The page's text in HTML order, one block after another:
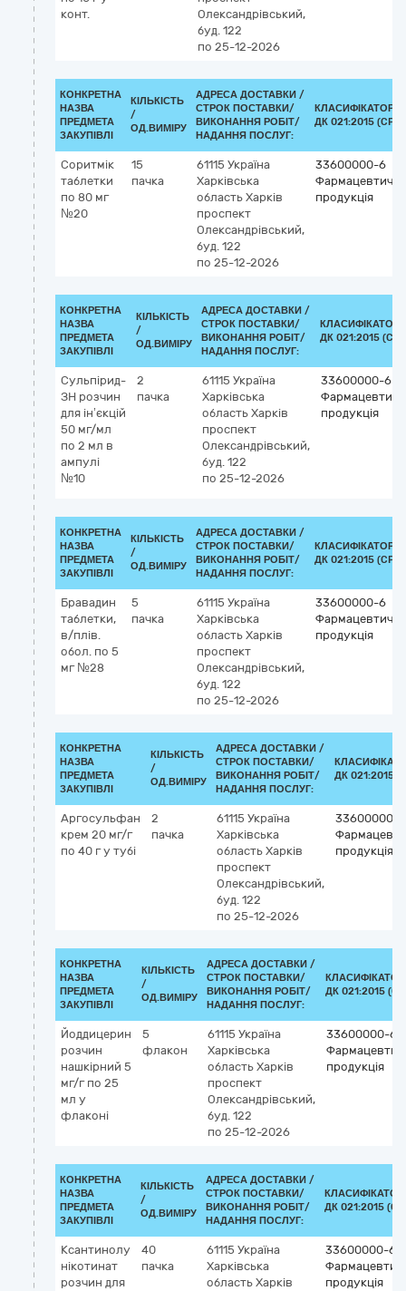
конт.
Олександрівський,
буд. 122
по 25-12-2026
КОНКРЕТНА
НАЗВА
ПРЕДМЕТА
ЗАКУПІВЛІ
КІЛЬКІСТЬ
/
ОД.ВИМІРУ
АДРЕСА ДОСТАВКИ /
СТРОК ПОСТАВКИ/
ВИКОНАННЯ РОБІТ/
НАДАННЯ ПОСЛУГ:
КЛАСИФІКАТОР
ДК 021:2015 (CPV)
Соритмік
таблетки
по 80 мг
№20
15
пачка
61115 Україна
Харківська
область Харків
проспект
Олександрівський,
буд. 122
по 25-12-2026
33600000-6
Фармацевтична
продукція
КОНКРЕТНА
НАЗВА
ПРЕДМЕТА
ЗАКУПІВЛІ
КІЛЬКІСТЬ
/
ОД.ВИМІРУ
АДРЕСА ДОСТАВКИ /
СТРОК ПОСТАВКИ/
ВИКОНАННЯ РОБІТ/
НАДАННЯ ПОСЛУГ:
КЛАСИФІКАТОР
ДК 021:2015
Сульпірид-
ЗН розчин
для ін’єкцій
50 мг/мл
по 2 мл в
ампулі
№10
2
пачка
61115 Україна
Харківська
область Харків
проспект
Олександрівський,
буд. 122
по 25-12-2026
33600000-6
продукція
КОНКРЕТНА
НАЗВА
ПРЕДМЕТА
ЗАКУПІВЛІ
КІЛЬКІСТЬ
/
ОД.ВИМІРУ
АДРЕСА ДОСТАВКИ /
СТРОК ПОСТАВКИ/
ВИКОНАННЯ РОБІТ/
НАДАННЯ ПОСЛУГ:
КЛАСИФІКАТОР
ДК 021:2015 (CPV)
Бравадин
таблетки,
в/плів.
обол. по 5
мг №28
5
пачка
61115 Україна
Харківська
область Харків
проспект
Олександрівський,
буд. 122
по 25-12-2026
33600000-6
Фармацевтична
продукція
КОНКРЕТНА
НАЗВА
ПРЕДМЕТА
ЗАКУПІВЛІ
КІЛЬКІСТЬ
/
ОД.ВИМІРУ
АДРЕСА ДОСТАВКИ /
СТРОК ПОСТАВКИ/
ВИКОНАННЯ РОБІТ/
НАДАННЯ ПОСЛУГ:
ДК 021:2015
Аргосульфан
крем 20 мг/г
по 40 г у тубі
2
пачка
61115 Україна
Харківська
область Харків
проспект
Олександрівський,
буд. 122
по 25-12-2026
33600000-6
продукція
КОНКРЕТНА
НАЗВА
ПРЕДМЕТА
ЗАКУПІВЛІ
КІЛЬКІСТЬ
/
ОД.ВИМІРУ
АДРЕСА ДОСТАВКИ /
СТРОК ПОСТАВКИ/
ВИКОНАННЯ РОБІТ/
НАДАННЯ ПОСЛУГ:
КЛАСИФІКАТОР
ДК 021:2015
Йоддицерин
розчин
нашкірний 5
мг/г по 25
мл у
флаконі
5
флакон
61115 Україна
Харківська
область Харків
проспект
Олександрівський,
буд. 122
по 25-12-2026
33600000-6
продукція
КОНКРЕТНА
НАЗВА
ПРЕДМЕТА
ЗАКУПІВЛІ
КІЛЬКІСТЬ
/
ОД.ВИМІРУ
АДРЕСА ДОСТАВКИ /
СТРОК ПОСТАВКИ/
ВИКОНАННЯ РОБІТ/
НАДАННЯ ПОСЛУГ:
КЛАСИФІКАТОР
ДК 021:2015
Ксантинолу
нікотинат
розчин для
40
пачка
61115 Україна
Харківська
область Харків
33600000-6
продукція